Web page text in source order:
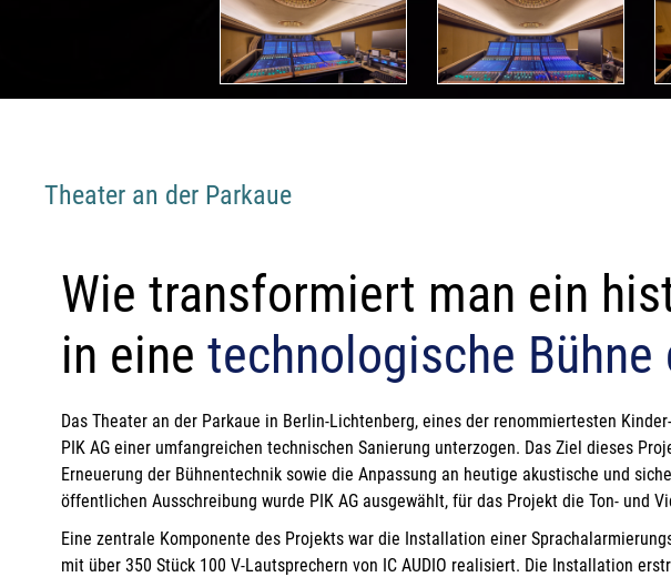
Theater an der Parkaue
Wie transformiert man ein
in eine technologische Bühne
Das Theater an der Parkaue in Berlin-Lichtenberg, eines der renommiertesten
PIK AG einer umfangreichen technischen Sanierung unterzogen. Das Ziel dieses
Erneuerung der Bühnentechnik sowie die Anpassung an heutige akustische und
öffentlichen Ausschreibung wurde PIK AG ausgewählt, für das Projekt die Ton- und
Eine zentrale Komponente des Projekts war die Installation einer
mit über 350 Stück 100 V-Lautsprechern von IC AUDIO realisiert. Die Installation